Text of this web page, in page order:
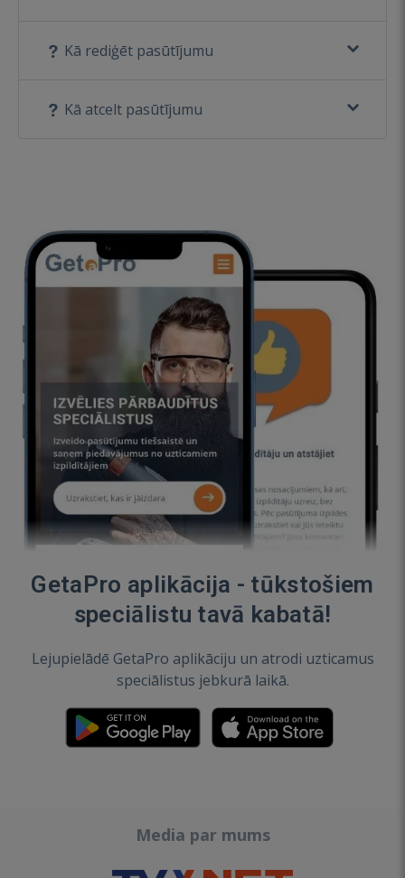
Kā rediģēt pasūtījumu
Kā atcelt pasūtījumu
GetaPro aplikācija - tūkstošiem
speciālistu tavā kabatā!
Lejupielādē GetaPro aplikāciju un atrodi uzticamus
speciālistus jebkurā laikā.
Media par mums